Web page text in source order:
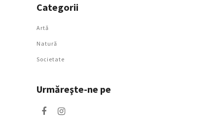
Categorii
Artǎ
Natură
Societate
Urmăreşte-ne pe